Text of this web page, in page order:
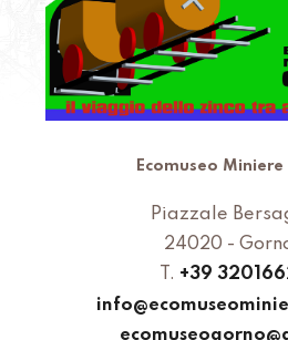
Ecomuseo
Piazzale
24020 -
T. +39